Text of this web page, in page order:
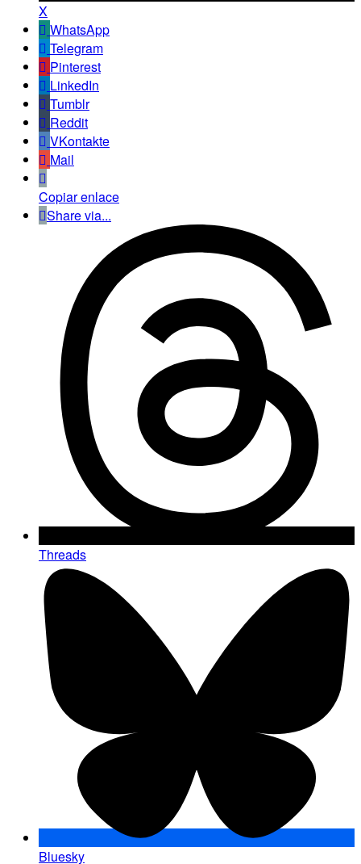
X
WhatsApp
Telegram
Pinterest
LinkedIn
Tumblr
Reddit
VKontakte
Mail
Copiar enlace
Share via...
Threads
Bluesky